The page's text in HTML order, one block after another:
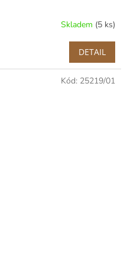
Skladem (5 ks)
DETAIL
Kód: 25219/01